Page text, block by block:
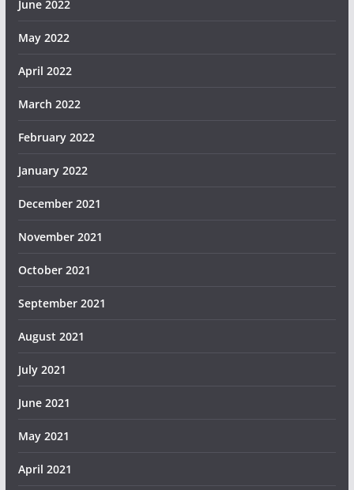
June 2022
May 2022
April 2022
March 2022
February 2022
January 2022
December 2021
November 2021
October 2021
September 2021
August 2021
July 2021
June 2021
May 2021
April 2021